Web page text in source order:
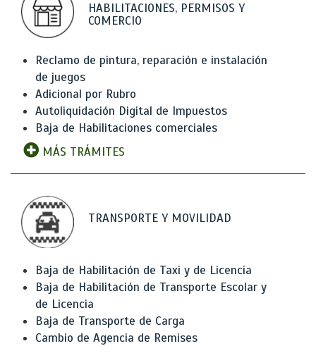
HABILITACIONES, PERMISOS Y
COMERCIO
Reclamo de pintura, reparación e instalación
de juegos
Adicional por Rubro
Autoliquidación Digital de Impuestos
Baja de Habilitaciones comerciales
MÁS TRÁMITES
TRANSPORTE Y MOVILIDAD
Baja de Habilitación de Taxi y de Licencia
Baja de Habilitación de Transporte Escolar y
de Licencia
Baja de Transporte de Carga
Cambio de Agencia de Remises